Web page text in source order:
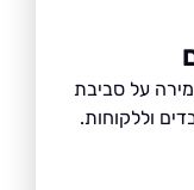
סביבת